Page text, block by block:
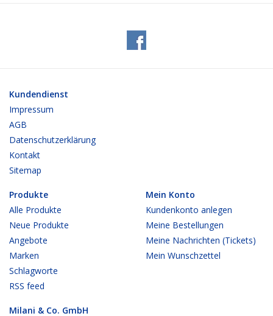
Kundendienst
Impressum
AGB
Datenschutzerklärung
Kontakt
Sitemap
Produkte
Alle Produkte
Neue Produkte
Angebote
Marken
Schlagworte
RSS feed
Mein Konto
Kundenkonto anlegen
Meine Bestellungen
Meine Nachrichten (Tickets)
Mein Wunschzettel
Milani & Co. GmbH